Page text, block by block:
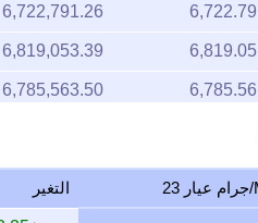
6,722.79
6,722,791.26
6,819.05
6,819,053.39
6,785.56
6,785,563.50
6,830.48
6,830,475.31
6,796.61
6,796,613.84
التغير